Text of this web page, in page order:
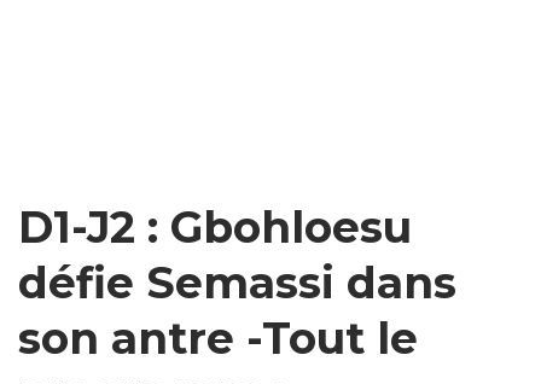
D1-J2 : Gbohloesu
défie Semassi dans
son antre -Tout le